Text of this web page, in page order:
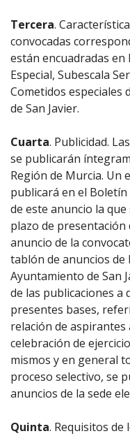
Tercera.
convocadas
están encuadradas en
Especial, Subescala
Cometidos especiales
de San Javier.
Cuarta. Publicidad.
se publicarán
Región de Murcia. Un
publicará en el Boletín
de este anuncio la
plazo de presentación
anuncio de la
tablón de anuncios de
Ayuntamiento de San
de las publicaciones a
presentes bases,
relación de aspirantes
celebración de
mismos y en general
proceso selectivo, se
anuncios de la sede
Quinta. Requisitos de